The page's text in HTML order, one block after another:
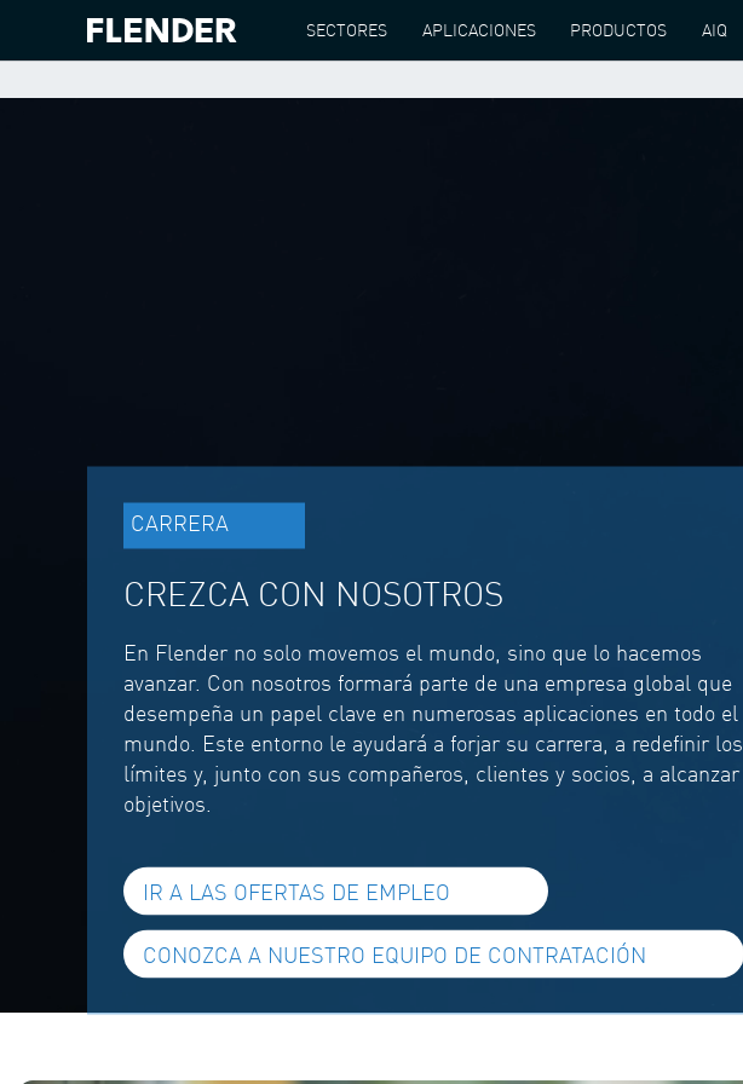
SECTORES APLICACIONES PRODUCTOS AIQ
CARRERA
CREZCA CON NOSOTROS
En Flender no solo movemos el mundo, sino que lo hacemos
avanzar. Con nosotros formará parte de una empresa global que
desempeña un papel clave en numerosas aplicaciones en todo el
mundo. Este entorno le ayudará a forjar su carrera, a redefinir los
límites y, junto con sus compañeros, clientes y socios, a alcanzar
objetivos.
IR A LAS OFERTAS DE EMPLEO
CONOZCA A NUESTRO EQUIPO DE CONTRATACIÓN